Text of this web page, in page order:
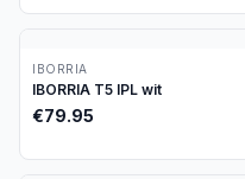
IBORRIA
IBORRIA T5 IPL wit
€79.95